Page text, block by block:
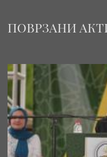
ПОВРЗАНИ